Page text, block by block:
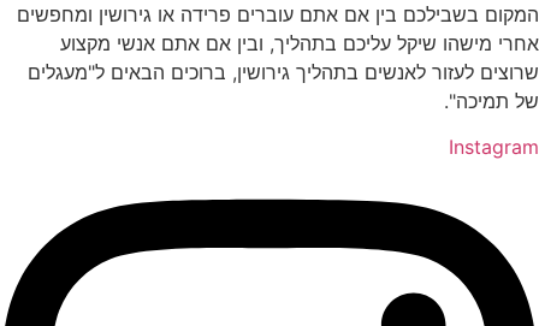
המקום בשבילכם בין אם אתם עוברים פרידה או גירושין ומחפשים
אחרי מישהו שיקל עליכם בתהליך, ובין אם אתם אנשי מקצוע
שרוצים לעזור לאנשים בתהליך גירושין, ברוכים הבאים ל"מעגלים
של תמיכה".
Instagram